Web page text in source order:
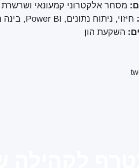
מסחר אלקטרוני קמעונאי
חיזוי, ניתוח נתונים, Power BI, בינה מלאכותית, עיבוד שפה טבעית, למידת מכונה
השקעת הון